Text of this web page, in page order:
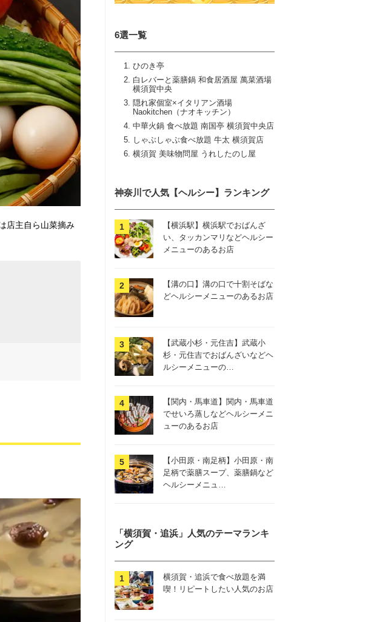
6選一覧
ひのき亭
白レバーと薬膳鍋 和食居酒屋 萬菜酒場
横須賀中央
隠れ家個室×イタリアン酒場
Naokitchen（ナオキッチン）
中華火鍋 食べ放題 南国亭 横須賀中央店
しゃぶしゃぶ食べ放題 牛太 横須賀店
横須賀 美味物問屋 うれしたのし屋
店主自ら山菜摘み
神奈川で人気【ヘルシー】ランキング
【横浜駅】横浜駅でおばんざ
い、タッカンマリなどヘルシー
メニューのあるお店
【溝の口】溝の口で十割そばな
どヘルシーメニューのあるお店
【武蔵小杉・元住吉】武蔵小
杉・元住吉でおばんざいなどヘ
ルシーメニューの…
【関内・馬車道】関内・馬車道
でせいろ蒸しなどヘルシーメニ
ューのあるお店
【小田原・南足柄】小田原・南
足柄で薬膳スープ、薬膳鍋など
ヘルシーメニュ…
「横須賀・追浜」人気のテーマランキ
ング
横須賀・追浜で食べ放題を満
喫！リピートしたい人気のお店